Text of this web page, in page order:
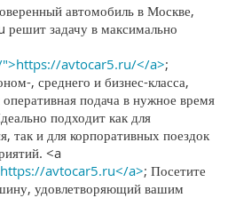
автомобиль в Москве,
задачу в максимально
avtocar5.ru/</a>;
, среднего и бизнес-класса,
подача в нужное время
подходит как для
так и для корпоративных поездок
<a
https://avtocar5.ru</a>; Посетите
удовлетворяющий вашим